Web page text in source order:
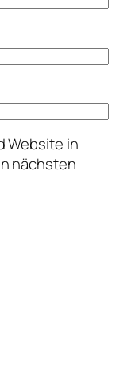
Website in
nächsten